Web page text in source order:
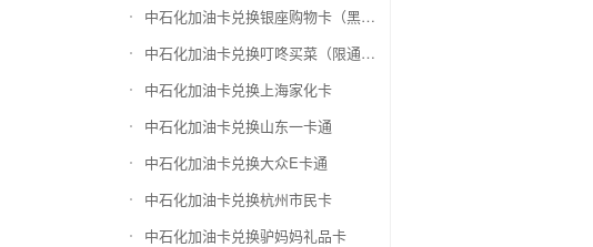
中石化加油卡兑换银座购物卡（黑卡）
中石化加油卡兑换叮咚买菜（限通用礼品卡）
中石化加油卡兑换上海家化卡
中石化加油卡兑换山东一卡通
中石化加油卡兑换大众E卡通
中石化加油卡兑换杭州市民卡
中石化加油卡兑换驴妈妈礼品卡